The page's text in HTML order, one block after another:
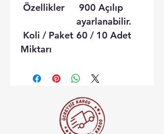
Özellikler
900 Açılıp
ayarlanabilir.
Koli / Paket
Miktarı
60 / 10 Adet